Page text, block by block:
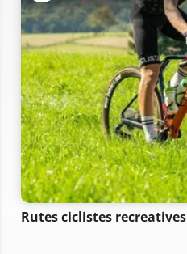
Rutes ciclistes recreatives